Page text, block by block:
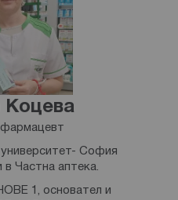
Коцева
София
в Частна аптека.
1, основател и